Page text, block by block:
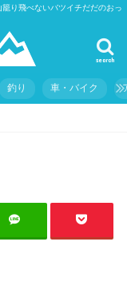
り飛べないバツイチだだのおっ
search
釣り 車・バイク